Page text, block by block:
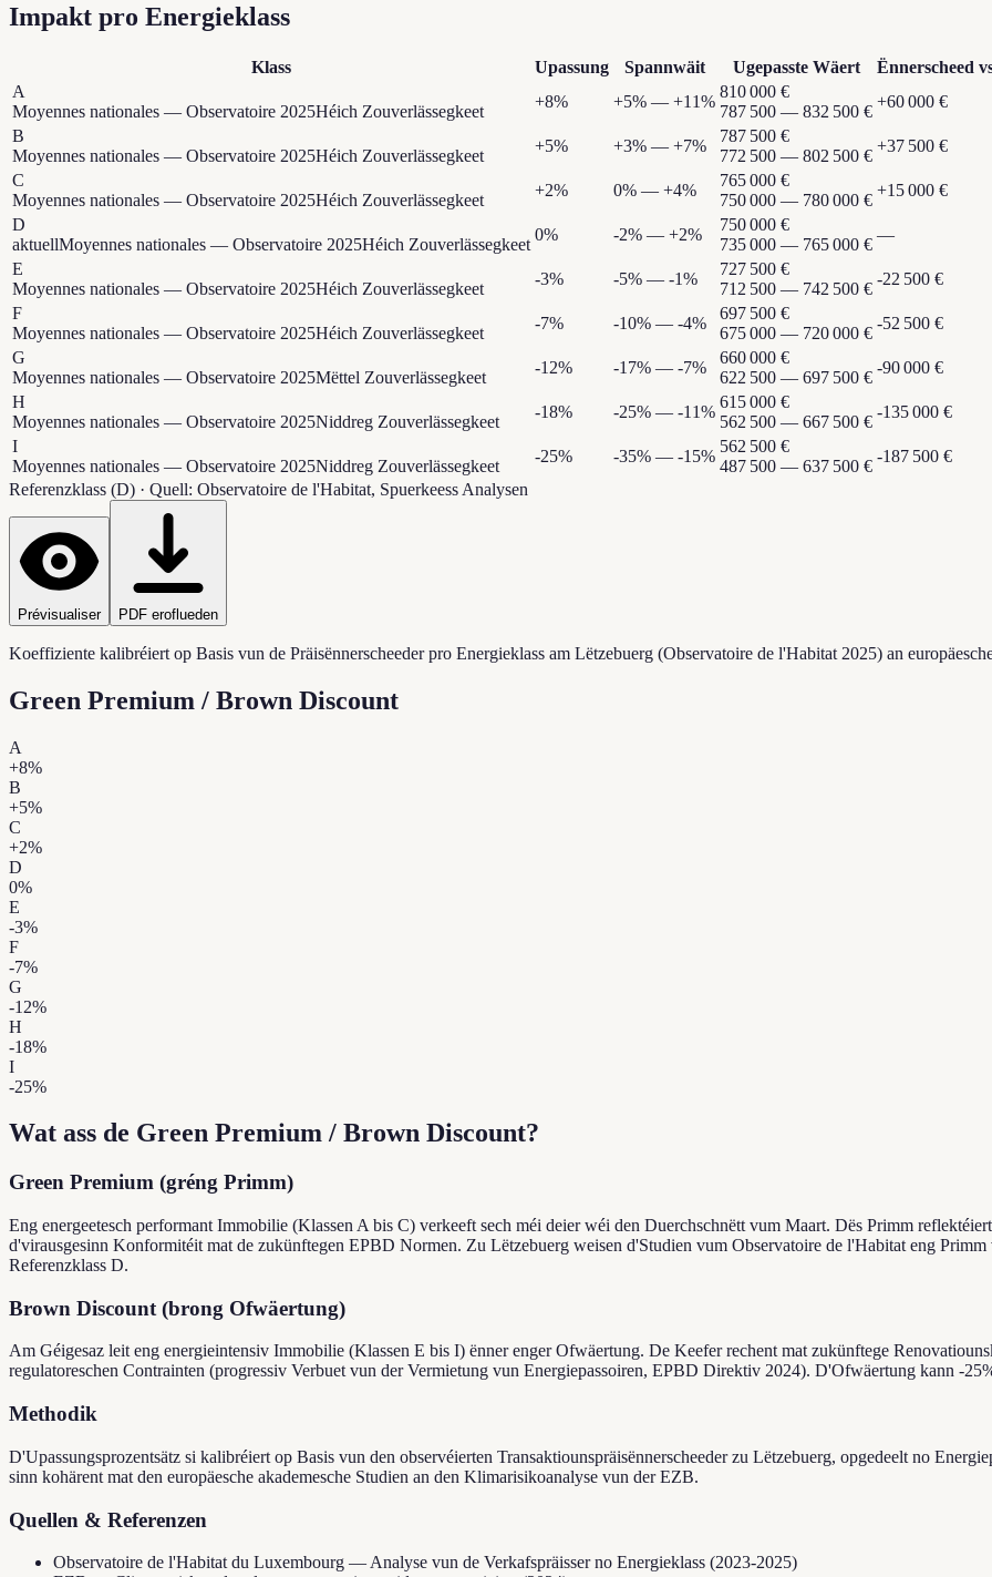
Impakt pro Energieklass
Klass Upassung Spannwäit Ugepasste Wäert Ënnerscheed
A
Moyennes nationales — Observatoire 2025Héich Zouverlässegkeet
+8% +5% — +11%
810 000 €
787 500 — 832 500 €
+60 000 €
B
Moyennes nationales — Observatoire 2025Héich Zouverlässegkeet
+5% +3% — +7%
787 500 €
772 500 — 802 500 €
+37 500 €
C
Moyennes nationales — Observatoire 2025Héich Zouverlässegkeet
+2% 0% — +4%
765 000 €
750 000 — 780 000 €
+15 000 €
D
aktuellMoyennes nationales — Observatoire 2025Héich Zouverlässegkeet
0% -2% — +2%
750 000 €
735 000 — 765 000 €
—
E
Moyennes nationales — Observatoire 2025Héich Zouverlässegkeet
-3% -5% — -1%
727 500 €
712 500 — 742 500 €
-22 500 €
F
Moyennes nationales — Observatoire 2025Héich Zouverlässegkeet
-7% -10% — -4%
697 500 €
675 000 — 720 000 €
-52 500 €
G
Moyennes nationales — Observatoire 2025Mëttel Zouverlässegkeet
-12% -17% — -7%
660 000 €
622 500 — 697 500 €
-90 000 €
H
Moyennes nationales — Observatoire 2025Niddreg Zouverlässegkeet
-18% -25% — -11%
615 000 €
562 500 — 667 500 €
-135 000 €
I
Moyennes nationales — Observatoire 2025Niddreg Zouverlässegkeet
-25% -35% — -15%
562 500 €
487 500 — 637 500 €
-187 500 €
Referenzklass (D) · Quell: Observatoire de l'Habitat, Spuerkeess Analysen
Prévisualiser PDF eroflueden
Koeffiziente kalibréiert op Basis vun de Präisënnerscheeder pro Energieklass am Lëtzebuerg (Observatoire de l'Habitat 2025) an
Green Premium / Brown Discount
A
+8%
B
+5%
C
+2%
D
0%
E
-3%
F
-7%
G
-12%
H
-18%
I
-25%
Wat ass de Green Premium / Brown Discount?
Green Premium (gréng Primm)
Eng energeetesch performant Immobilie (Klassen A bis C) verkeeft sech méi deier wéi den Duerchschnëtt vum Maart. Dës Primm
d'virausgesinn Konformitéit mat de zukünftegen EPBD Normen. Zu Lëtzebuerg weisen d'Studien vum Observatoire de l'Habitat eng
Referenzklass D.
Brown Discount (brong Ofwäertung)
Am Géigesaz leit eng energieintensiv Immobilie (Klassen E bis I) ënner enger Ofwäertung. De Keefer rechent mat zukünftege
regulatoreschen Contrainten (progressiv Verbuet vun der Vermietung vun Energiepassoiren, EPBD Direktiv 2024). D'Ofwäertung kann -
Methodik
D'Upassungsprozentsätz si kalibréiert op Basis vun den observéierten Transaktiounspräisënnerscheeder zu Lëtzebuerg, opgedeelt no
sinn kohärent mat den europäesche akademesche Studien an den Klimarisikoanalyse vun der EZB.
Quellen & Referenzen
Observatoire de l'Habitat du Luxembourg — Analyse vun de Verkafspräisser no Energieklass (2023-2025)